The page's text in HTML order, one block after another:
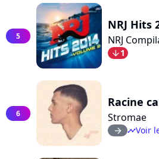
5
NRJ Hits
NRJ
arrow_bot1
6
Racine
Stromae
arrow_right timelineVoir